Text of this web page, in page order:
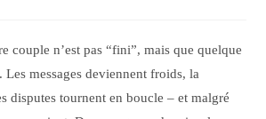
couple n’est pas “fini”, mais que quelque
Les messages deviennent froids, la
disputes tournent en boucle – et malgré